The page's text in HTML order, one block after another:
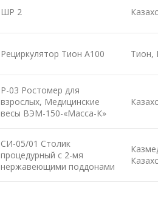
ШР 2
Рециркулятор Тион А100 Тион,
Р-03 Ростомер для
взрослых, Медицинские
весы ВЭМ-150-«Масса-К»
СИ-05/01 Столик
процедурный с 2-мя
нержавеющими поддонами